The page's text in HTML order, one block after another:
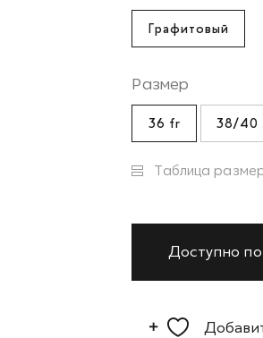
Графитовый
Размер
36 fr 38/40
Таблица
Доступно по